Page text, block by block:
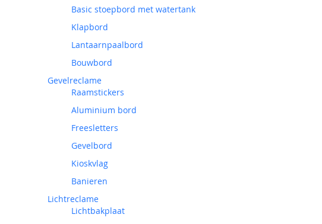
Basic stoepbord met watertank
Klapbord
Lantaarnpaalbord
Bouwbord
Gevelreclame
Raamstickers
Aluminium bord
Freesletters
Gevelbord
Kioskvlag
Banieren
Lichtreclame
Lichtbakplaat